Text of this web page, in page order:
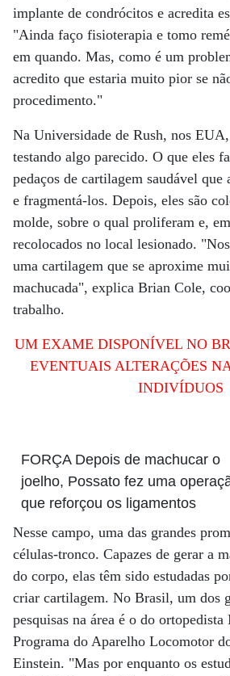
implante de condrócitos e acredita
"Ainda faço fisioterapia e tomo
em quando. Mas, como é um
acredito que estaria muito pior se
procedimento."
Na Universidade de Rush, nos
testando algo parecido. O que eles
pedaços de cartilagem saudável que
e fragmentá-los. Depois, eles são
molde, sobre o qual proliferam e,
recolocados no local lesionado.
uma cartilagem que se aproxime
machucada", explica Brian Cole,
trabalho.
UM EXAME DISPONÍVEL NO
EVENTUAIS ALTERAÇÕES
INDIVÍDUOS
FORÇA Depois de machucar o
joelho, Possato fez uma
que reforçou os ligamentos
Nesse campo, uma das grandes
células-tronco. Capazes de gerar a
do corpo, elas têm sido estudadas
criar cartilagem. No Brasil, um dos
pesquisas na área é o do
Programa do Aparelho Locomotor
Einstein. "Mas por enquanto os